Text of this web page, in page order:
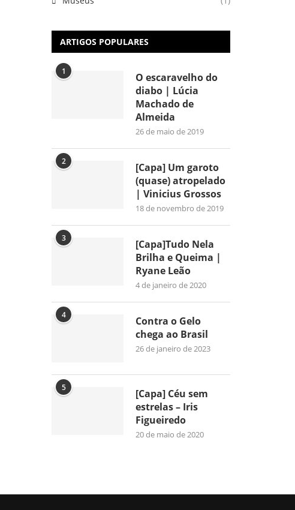
ARTIGOS POPULARES
1
O escaravelho do
diabo | Lúcia
Machado de
Almeida
26 de maio de 2019
2
[Capa] Um garoto
(quase) atropelado
| Vinicius Grossos
18 de novembro de 2019
3
[Capa]Tudo Nela
Brilha e Queima |
Ryane Leão
4 de janeiro de 2020
4
Contra o Gelo
chega ao Brasil
26 de janeiro de 2023
5
[Capa] Céu sem
estrelas – Iris
Figueiredo
20 de maio de 2020